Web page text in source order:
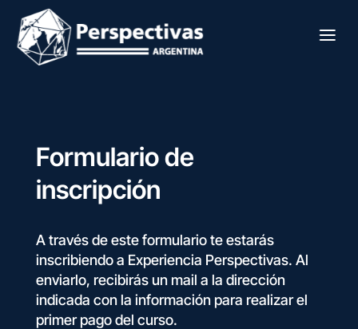
Formulario de
inscripción
A través de este formulario te estarás
inscribiendo a Experiencia Perspectivas. Al
enviarlo, recibirás un mail a la dirección
indicada con la información para realizar el
primer pago del curso.